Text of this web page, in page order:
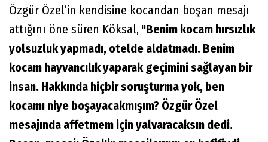
Özgür Özel’in kendisine kocandan boşan mesajı
attığını öne süren Köksal, "Benim kocam hırsızlık
yolsuzluk yapmadı, otelde aldatmadı. Benim
kocam hayvancılık yaparak geçimini sağlayan bir
insan. Hakkında hiçbir soruşturma yok, ben
kocamı niye boşayacakmışım? Özgür Özel
mesajında affetmem için yalvaracaksın dedi.